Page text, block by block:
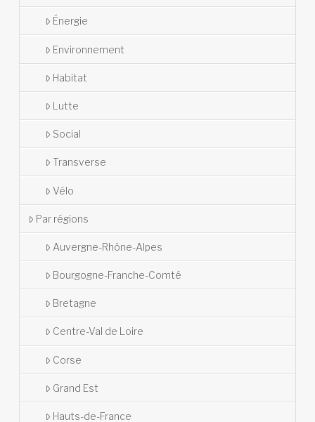
Énergie
Environnement
Habitat
Lutte
Social
Transverse
Vélo
Par régions
Auvergne-Rhône-Alpes
Bourgogne-Franche-Comté
Bretagne
Centre-Val de Loire
Corse
Grand Est
Hauts-de-France